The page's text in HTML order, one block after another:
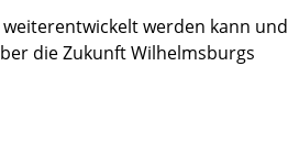
werden kann und
die Zukunft Wilhelmsburgs